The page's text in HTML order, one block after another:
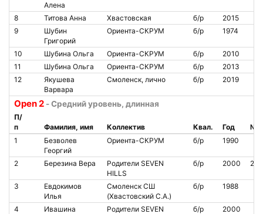
Алена
8 Титова Анна Хвастовская б/р
2015
9
Шубин
Григорий
Ориента-СКРУМ б/р 1974
10 Шубина Ольга Ориента-СКРУМ б/р
2010
11
Шубина Ольга Ориента-СКРУМ б/р
2013
12
Якушева
Варвара
Смоленск, лично б/р 2019
Open 2 - Средний уровень, длинная
П/
п
Фамилия, имя Коллектив Квал. Год
№
1
Безволев
Георгий
Ориента-СКРУМ б/р 1990
2 Березина Вера
Родители SEVEN
HILLS
б/р 2000
3
Евдокимов
Илья
Смоленск СШ
(Хвастовский С.А.)
б/р 1988
4
Ивашина
Родители SEVEN
б/р 2000